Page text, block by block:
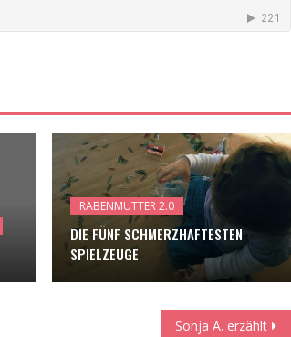
RABENMUTTER 2.0
DIE FÜNF SCHMERZHAFTESTEN
SPIELZEUGE
Sonja A. erzählt